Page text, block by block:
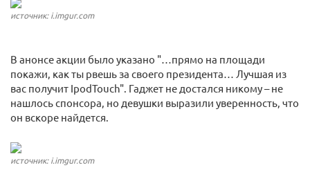
источник: i.imgur.com
В анонсе акции было указано "…прямо на площади
покажи, как ты рвешь за своего президента… Лучшая из
вас получит IpodTouch". Гаджет не достался никому – не
нашлось спонсора, но девушки выразили уверенность, что
он вскоре найдется.
источник: i.imgur.com